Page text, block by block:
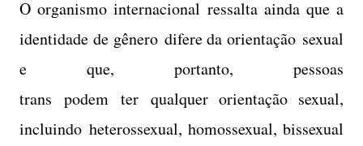
O organismo internacional ressalta ainda que a
identidade de gênero difere da orientação sexual
e que, portanto, pessoas
trans podem ter qualquer orientação sexual,
incluindo heterossexual, homossexual, bissexual